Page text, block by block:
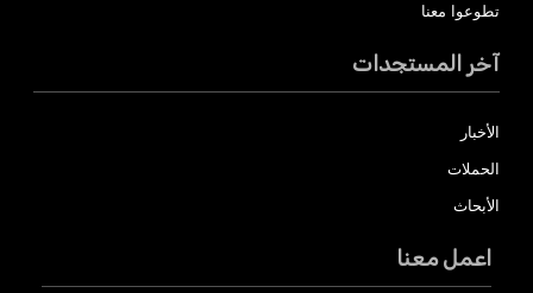
تطوعوا معنا
آخر المستجدات
الأخبار
الحملات
الأبحاث
اعمل معنا